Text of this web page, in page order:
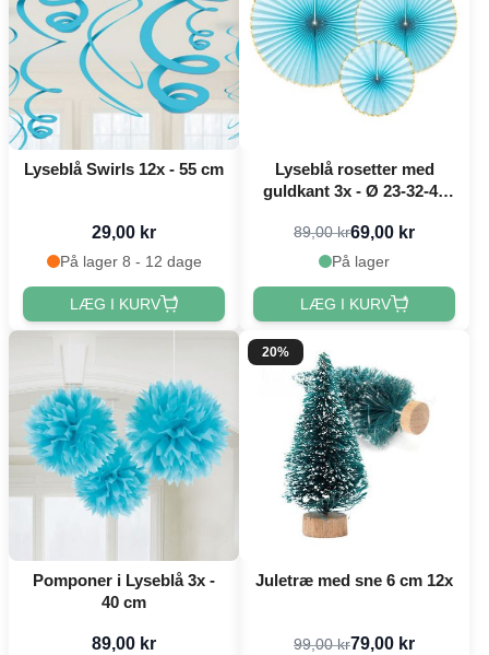
Lyseblå Swirls 12x - 55 cm
29,00 kr
På lager 8 - 12 dage
LÆG I KURV
Lyseblå rosetter med
guldkant 3x - Ø 23-32-40
89,00 kr69,00 kr
På lager
LÆG I KURV
Pomponer i Lyseblå 3x -
40 cm
89,00 kr
20%
Juletræ med sne 6 cm 12x
99,00 kr79,00 kr